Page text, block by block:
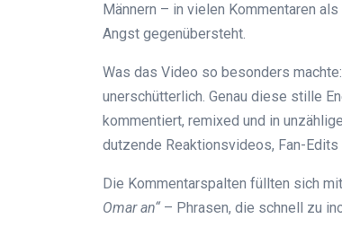
Männern – in vielen Kommentaren
Angst gegenübersteht.
Was das Video so besonders
unerschütterlich. Genau diese stille
kommentiert, remixed und in
dutzende Reaktionsvideos, Fan-
Die Kommentarspalten füllten sich
Omar an“ – Phrasen, die schnell zu